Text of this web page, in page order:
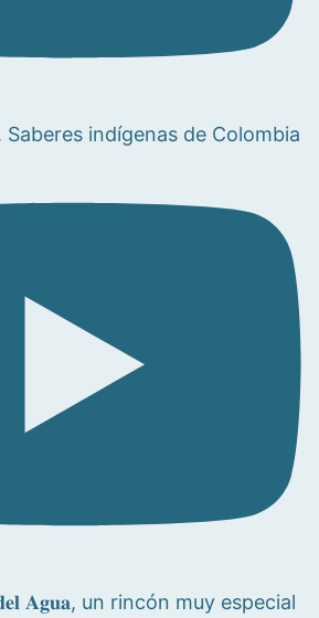
Saberes indígenas de Colombia
𝐀𝐠𝐮𝐚, un rincón muy especial